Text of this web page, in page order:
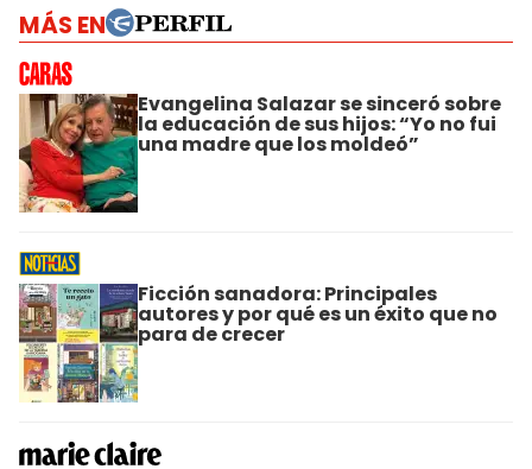
MÁS EN
Evangelina Salazar se sinceró sobre
la educación de sus hijos: “Yo no fui
una madre que los moldeó”
Ficción sanadora: Principales
autores y por qué es un éxito que no
para de crecer